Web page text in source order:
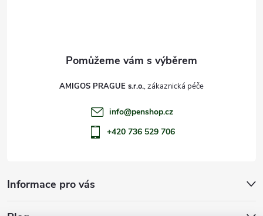
Informace pro vás
AMIGOS PRAGUE s.r.o.
info@penshop.cz
+420 736 529 706